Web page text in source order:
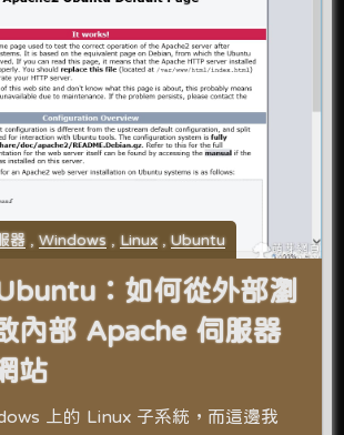
器 ,Windows , Linux ,Ubuntu
：如何從外部瀏
內部 Apache 伺服器
站
上的 Linux 子系統，而這邊我